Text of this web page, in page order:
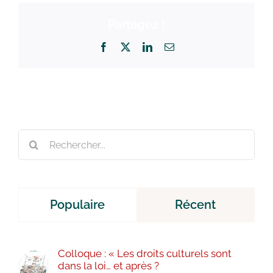
Facebook LinkedInEmail
Populaire Récent
Colloque : « Les droits culturels sont
dans la loi… et après ?